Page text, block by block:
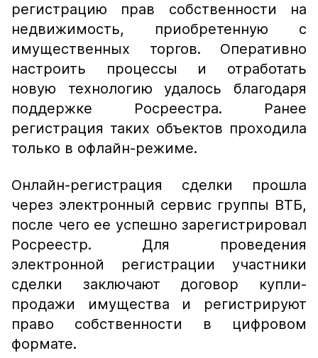
регистрацию прав собственности на
недвижимость, приобретенную с
имущественных торгов. Оперативно
настроить процессы и отработать
новую технологию удалось благодаря
поддержке Росреестра. Ранее
регистрация таких объектов проходила
только в офлайн-режиме.
Онлайн-регистрация сделки прошла
через электронный сервис группы ВТБ,
после чего ее успешно зарегистрировал
Росреестр. Для проведения
электронной регистрации участники
сделки заключают договор купли-
продажи имущества и регистрируют
право собственности в цифровом
формате.